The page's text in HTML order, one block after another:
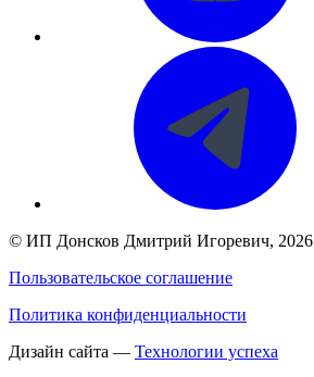
© ИП Донсков Дмитрий Игоревич, 2026
Пользовательское соглашение
Политика конфиденциальности
Дизайн сайта — Технологии успеха